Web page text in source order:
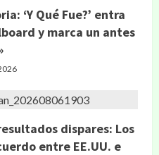
‘Y Qué Fue?’ entra
y marca un antes
dispares: Los
entre EE.UU. e